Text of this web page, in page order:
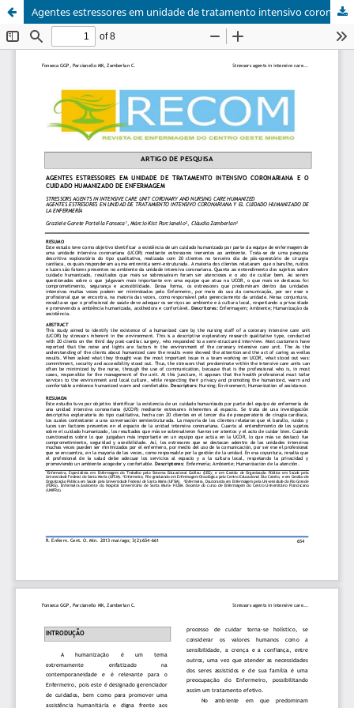
Agentes estressores em unidade de tratamento intensivo coronariana e o cuidado humanizado de enfermagem